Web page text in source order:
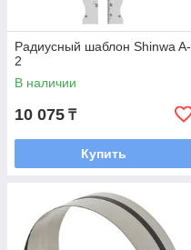
Радиусный шаблон Shinwa A-
2
В наличии
10 075 ₸
Купить